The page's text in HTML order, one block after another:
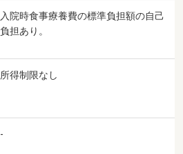
入院時食事療養費の標準負担額の自己
負担あり。
所得制限なし
-